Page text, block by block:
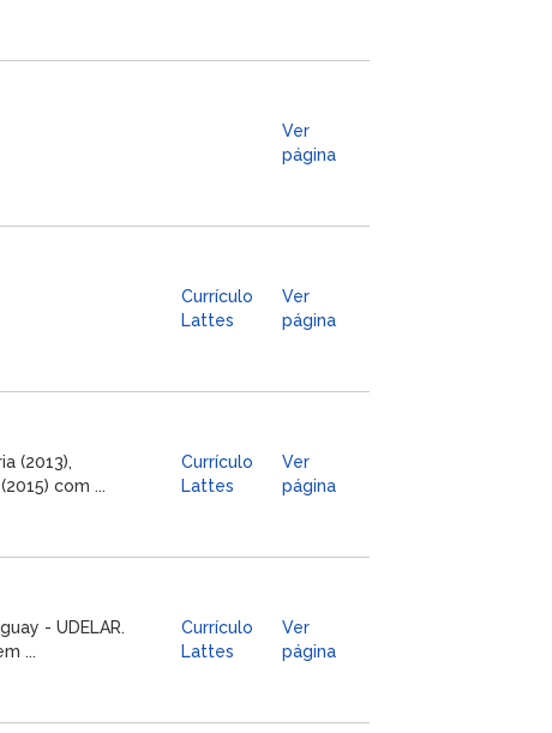
Ver
página
Currículo
Lattes
Ver
página
(2013),
com ...
Currículo
Lattes
Ver
página
- UDELAR.
...
Currículo
Lattes
Ver
página